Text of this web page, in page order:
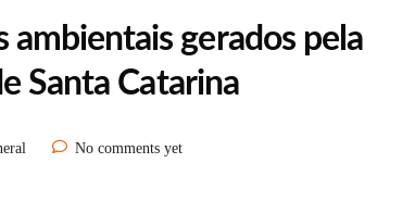
ambientais gerados pela
Santa Catarina
No comments yet